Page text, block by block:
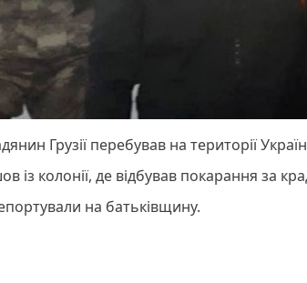
Грузії перебував на території
із колонії, де відбував покарання за
на батьківщину.